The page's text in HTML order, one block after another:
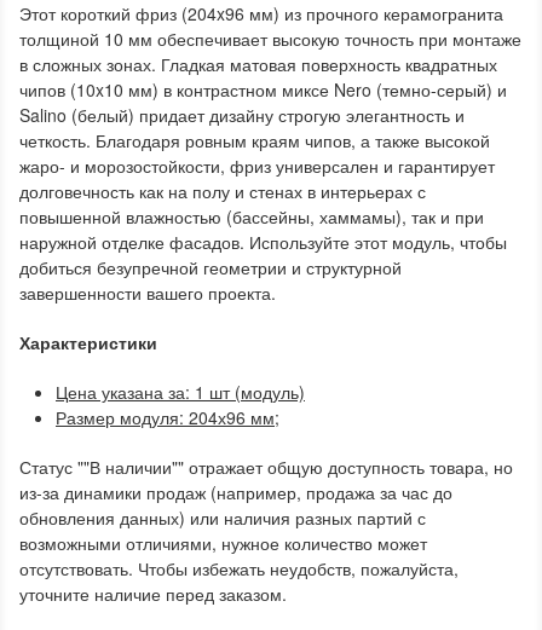
Этот короткий фриз (204x96 мм) из прочного керамогранита
толщиной 10 мм обеспечивает высокую точность при монтаже
в сложных зонах. Гладкая матовая поверхность квадратных
чипов (10x10 мм) в контрастном миксе Nero (темно-серый) и
Salino (белый) придает дизайну строгую элегантность и
четкость. Благодаря ровным краям чипов, а также высокой
жаро- и морозостойкости, фриз универсален и гарантирует
долговечность как на полу и стенах в интерьерах с
повышенной влажностью (бассейны, хаммамы), так и при
наружной отделке фасадов. Используйте этот модуль, чтобы
добиться безупречной геометрии и структурной
завершенности вашего проекта.
Характеристики
Цена указана за: 1 шт (модуль)
Размер модуля: 204х96 мм;
Статус ""В наличии"" отражает общую доступность товара, но
из-за динамики продаж (например, продажа за час до
обновления данных) или наличия разных партий с
возможными отличиями, нужное количество может
отсутствовать. Чтобы избежать неудобств, пожалуйста,
уточните наличие перед заказом.